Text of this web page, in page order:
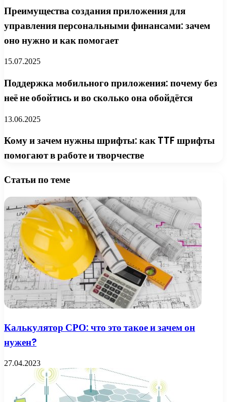
Преимущества создания приложения для
управления персональными финансами: зачем
оно нужно и как помогает
15.07.2025
Поддержка мобильного приложения: почему без
неё не обойтись и во сколько она обойдётся
13.06.2025
Кому и зачем нужны шрифты: как TTF шрифты
помогают в работе и творчестве
Статьи по теме
Калькулятор СРО: что это такое и зачем он
нужен?
27.04.2023